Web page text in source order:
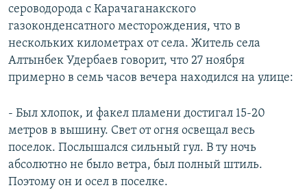
сероводорода с Карачаганакского
газоконденсатного месторождения, что в
нескольких километрах от села. Житель села
Алтынбек Удербаев говорит, что 27 ноября
примерно в семь часов вечера находился на улице:
- Был хлопок, и факел пламени достигал 15-20
метров в вышину. Свет от огня освещал весь
поселок. Послышался сильный гул. В ту ночь
абсолютно не было ветра, был полный штиль.
Поэтому он и осел в поселке.